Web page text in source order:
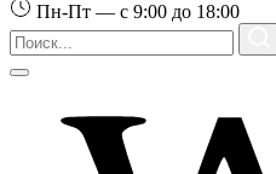
Пн-Пт — с 9:00 до 18:00